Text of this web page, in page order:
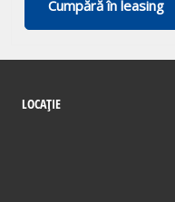
Cumpără în leasing
LOCAȚIE